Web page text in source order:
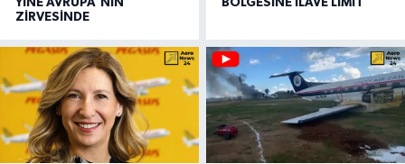
YİNE AVRUPA'NIN
ZİRVESİNDE
BÖLGESİNE İLAVE LİMİT